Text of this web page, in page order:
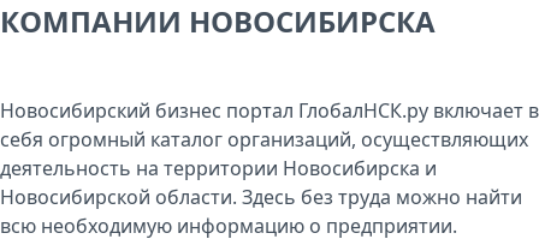
КОМПАНИИ НОВОСИБИРСКА
Новосибирский бизнес портал ГлобалНСК.ру включает в
себя огромный каталог организаций, осуществляющих
деятельность на территории Новосибирска и
Новосибирской области. Здесь без труда можно найти
всю необходимую информацию о предприятии.